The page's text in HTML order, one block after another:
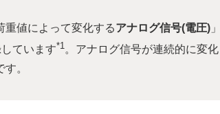
重値によって変化するアナログ信号(電圧)
ています*1 。アナログ信号が連続的に変化
。